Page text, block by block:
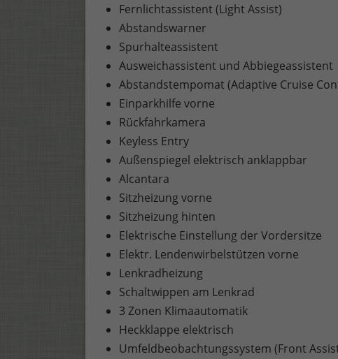
Fernlichtassistent (Light Assist)
Abstandswarner
Spurhalteassistent
Ausweichassistent und Abbiegeassistent
Abstandstempomat (Adaptive Cruise
Einparkhilfe vorne
Rückfahrkamera
Keyless Entry
Außenspiegel elektrisch anklappbar
Alcantara
Sitzheizung vorne
Sitzheizung hinten
Elektrische Einstellung der Vordersitze
Elektr. Lendenwirbelstützen vorne
Lenkradheizung
Schaltwippen am Lenkrad
3 Zonen Klimaautomatik
Heckklappe elektrisch
Umfeldbeobachtungssystem (Front